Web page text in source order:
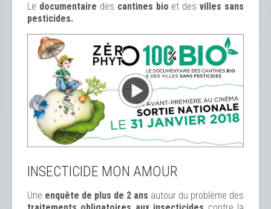
Le documentaire des cantines bio et desvilles sans
pesticides.
INSECTICIDE MON AMOUR
Une enquête de plus de 2 ans autour du problème des